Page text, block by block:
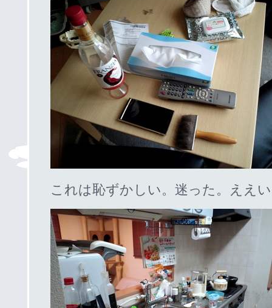
これは恥ずかしい。迷った。ええ